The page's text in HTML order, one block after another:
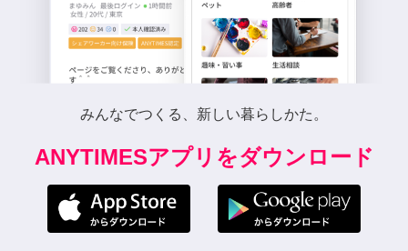
みんなでつくる、新しい暮らしかた。
ANYTIMESアプリをダウンロード